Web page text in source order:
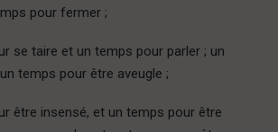
pour fermer ;
se taire et un temps pour parler ; un
temps pour être aveugle ;
être insensé, et un temps pour être